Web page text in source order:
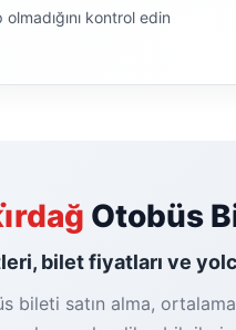
kontrol edin
Otobüs
bilet fiyatları ve
bileti satın alma,